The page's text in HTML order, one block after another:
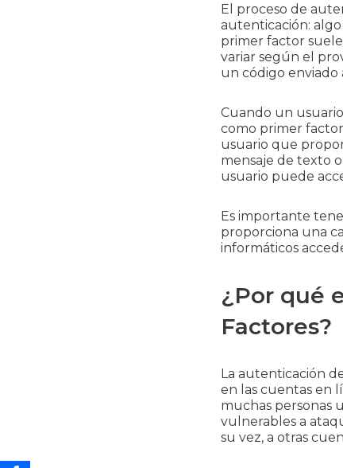
El proceso de
autenticación:
primer factor
variar según el
un código
Cuando un
como primer factor
usuario que
mensaje de texto
usuario puede
Es importante
proporciona una
informáticos
¿Por qué
Factores?
La autenticación
en las cuentas en
muchas personas
vulnerables a
su vez, a otras